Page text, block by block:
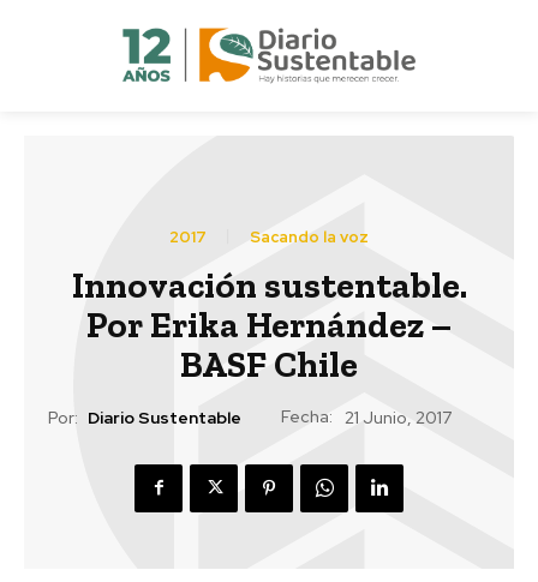
2017 Sacando la voz
Innovación sustentable.
Por Erika Hernández –
BASF Chile
Por: Diario Sustentable Fecha: 21 Junio, 2017